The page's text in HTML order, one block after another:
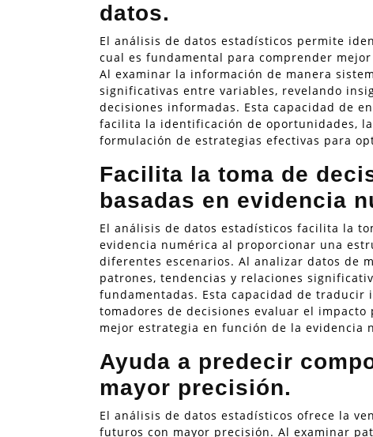
datos.
El análisis de datos estadísticos permite
cual es fundamental para comprender
Al examinar la información de manera
significativas entre variables, revelando
decisiones informadas. Esta capacidad de
facilita la identificación de oportunidades,
formulación de estrategias efectivas para
Facilita la toma de
basadas en evidencia
El análisis de datos estadísticos facilita la
evidencia numérica al proporcionar una
diferentes escenarios. Al analizar datos de
patrones, tendencias y relaciones
fundamentadas. Esta capacidad de
tomadores de decisiones evaluar el
mejor estrategia en función de la evidencia
Ayuda a predecir
mayor precisión.
El análisis de datos estadísticos ofrece la
futuros con mayor precisión. Al examinar